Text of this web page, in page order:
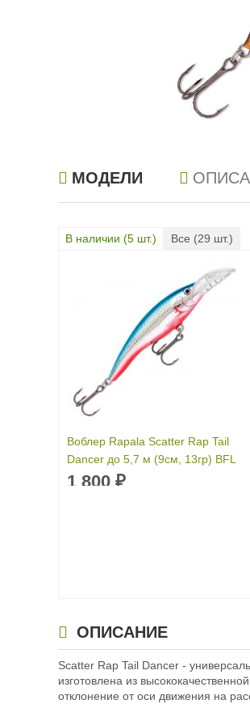
МОДЕЛИ
В наличии (5 шт.) Все (29 шт.)
Воблер Rapala Scatter Rap Tail
Dancer до 5,7 м (9см, 13гр) BFL
1 800 ₽
ОПИСАНИЕ
Scatter Rap Tail Dancer -
изготовлена из
отклонение от оси движения на